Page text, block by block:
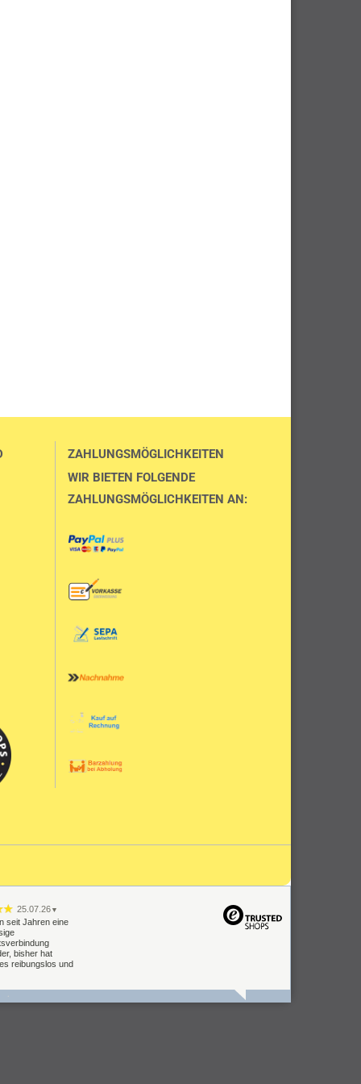
ZAHLUNGSMÖGLICHKEITEN
WIR BIETEN FOLGENDE
ZAHLUNGSMÖGLICHKEITEN AN:
25.07.26 ▼
seit Jahren eine
bisher hat
reibungslos und
▼